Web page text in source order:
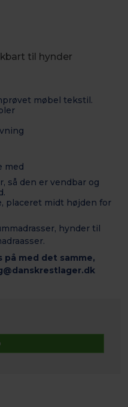
til hynder
møbel tekstil.
med
så den er vendbar og
placeret midt højden for
hynder til
på med det samme,